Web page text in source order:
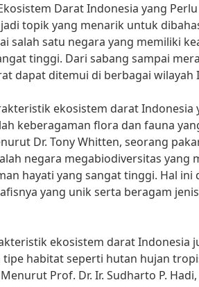
Darat Indonesia yang
topik yang menarik untuk
salah satu negara yang memiliki
tinggi. Dari sabang sampai
dapat ditemui di berbagai wilayah
ekosistem darat Indonesia
keberagaman flora dan fauna
Dr. Tony Whitten, seorang
negara megabiodiversitas yang
hayati yang sangat tinggi. Hal ini
yang unik serta beragam
ekosistem darat Indonesia
habitat seperti hutan hujan
Prof. Dr. Ir. Sudharto P.